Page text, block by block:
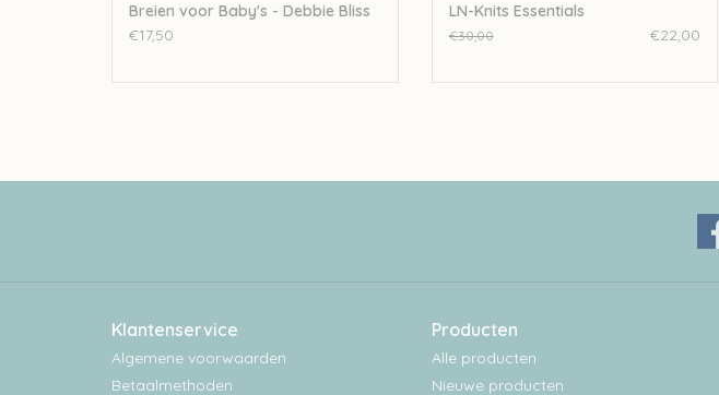
Breien voor Baby's - Debbie Bliss
€17,50
LN-Knits Essentials
€30,00 €22,00
Klantenservice
Algemene voorwaarden
Betaalmethoden
Producten
Alle producten
Nieuwe producten